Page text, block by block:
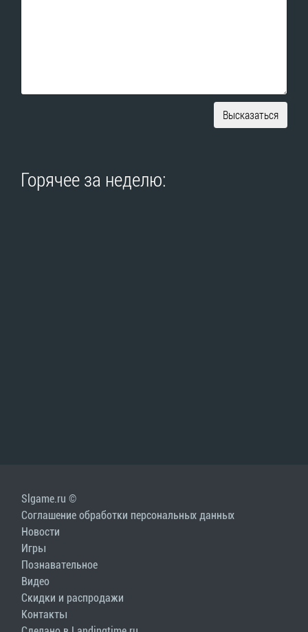
Высказаться
Горячее за неделю:
Slgame.ru ©
Соглашение обработки персональных данных
Новости
Игры
Познавательное
Видео
Скидки и распродажи
Контакты